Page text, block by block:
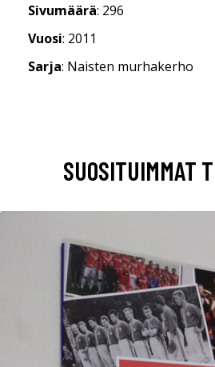
Sivumäärä: 296
Vuosi: 2011
Sarja: Naisten murhakerho
SUOSITUIMMAT